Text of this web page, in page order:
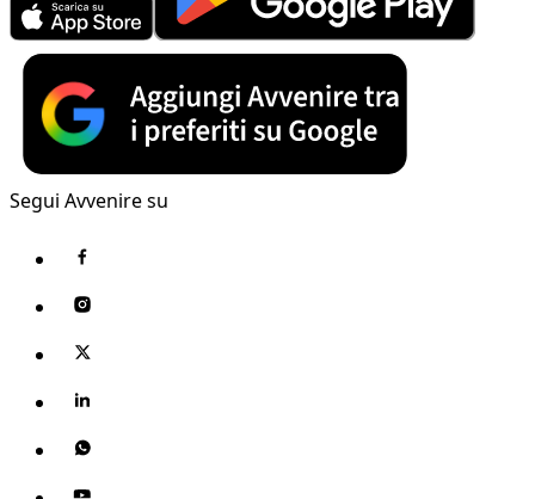
Segui Avvenire su